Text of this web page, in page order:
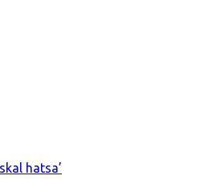
hatsa’